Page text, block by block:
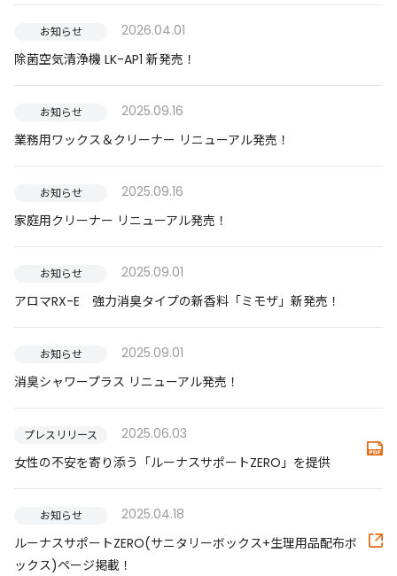
お知らせ
2026.04.01
除菌空気清浄機 LK-AP1 新発売！
お知らせ
2025.09.16
業務用ワックス＆クリーナー リニューアル発売！
お知らせ
2025.09.16
家庭用クリーナー リニューアル発売！
お知らせ
2025.09.01
アロマRX-E 強力消臭タイプの新香料「ミモザ」新発売！
お知らせ
2025.09.01
消臭シャワープラス リニューアル発売！
プレスリリース
2025.06.03
女性の不安を寄り添う「ルーナスサポートZERO」を提供
お知らせ
2025.04.18
ルーナスサポートZERO(サニタリーボックス+生理用品配布ボ
ックス)ページ掲載！